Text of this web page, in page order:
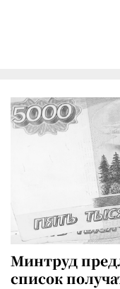
Минтруд
список